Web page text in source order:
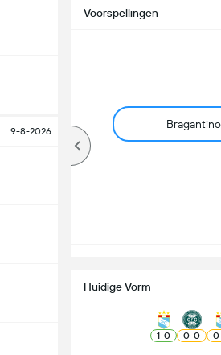
9-8-2026
Voorspellingen
Bragantino
Huidige Vorm
1-0 0-0 0